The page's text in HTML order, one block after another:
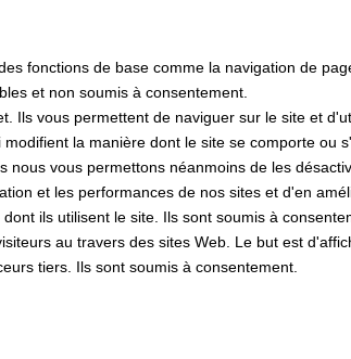
fonctions de base comme la navigation de
et non soumis à consentement.
Ils vous permettent de naviguer sur le site et
la manière dont le site se comporte
vous permettons néanmoins de les
et les performances de nos sites et d'en
ils utilisent le site. Ils sont soumis à
au travers des sites Web. Le but est
tiers. Ils sont soumis à consentement.